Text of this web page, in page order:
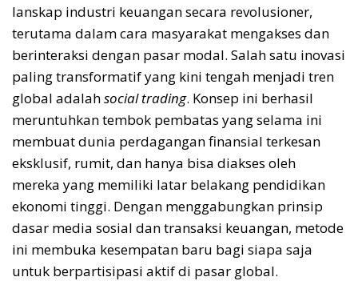
lanskap industri keuangan secara revolusioner,
terutama dalam cara masyarakat mengakses dan
berinteraksi dengan pasar modal. Salah satu inovasi
paling transformatif yang kini tengah menjadi tren
global adalahsocial trading. Konsep ini berhasil
meruntuhkan tembok pembatas yang selama ini
membuat dunia perdagangan finansial terkesan
eksklusif, rumit, dan hanya bisa diakses oleh
mereka yang memiliki latar belakang pendidikan
ekonomi tinggi. Dengan menggabungkan prinsip
dasar media sosial dan transaksi keuangan, metode
ini membuka kesempatan baru bagi siapa saja
untuk berpartisipasi aktif di pasar global.